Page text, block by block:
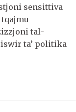
sensittiva
tal-
ta’ politika